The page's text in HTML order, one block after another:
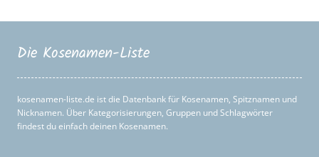
Die Kosenamen-Liste
kosenamen-liste.de ist die Datenbank für Kosenamen, Spitznamen und
Nicknamen. Über Kategorisierungen, Gruppen und Schlagwörter
findest du einfach deinen Kosenamen.